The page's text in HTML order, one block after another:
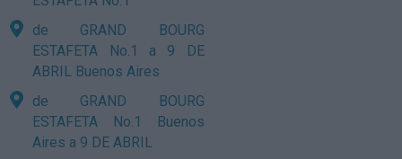
de GRAND BOURG
ESTAFETA No.1 a 9 DE
ABRIL Buenos Aires
de GRAND BOURG
ESTAFETA No.1 Buenos
Aires a 9 DE ABRIL